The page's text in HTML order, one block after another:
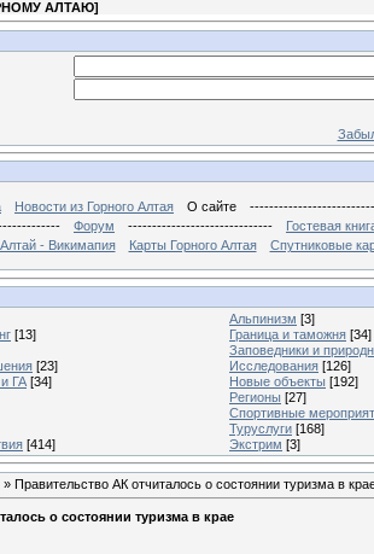
АЛТАЮ]
Новости из Горного Алтая О сайте
Форум ------------------------------
Гостевая
- Викимапия
Карты Горного Алтая Спутниковые
Альпинизм [3]
[13] Граница и таможня [34]
Заповедники и
[23] Исследования [126]
ГА [34] Новые объекты [192]
Регионы [27]
Спортивные
Туруслуги [168]
[414] Экстрим [3]
» Правительство АК отчиталось о состоянии туризма в
о состоянии туризма в крае